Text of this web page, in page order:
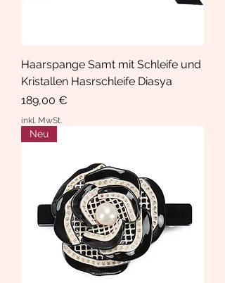
Haarspange Samt mit Schleife und
Kristallen Hasrschleife Diasya
Preis
189,00 €
inkl. MwSt.
Neu